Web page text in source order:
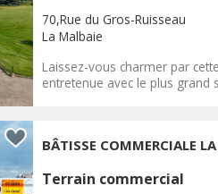
70,Rue du Gros-Ruisseau
La Malbaie
Laissez-vous charmer par
entretenue avec le plus grand
BÂTISSE COMMERCIALE
Terrain commercial